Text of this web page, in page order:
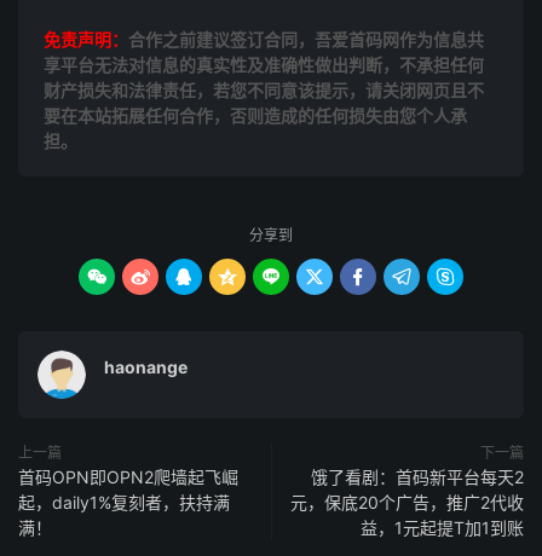
免责声明： 合作之前建议签订合同，吾爱首码网作为信息共
享平台无法对信息的真实性及准确性做出判断，不承担任何
财产损失和法律责任，若您不同意该提示，请关闭网页且不
要在本站拓展任何合作，否则造成的任何损失由您个人承
担。
分享到
        
haonange
上一篇
首码OPN即OPN2爬墙起飞崛
起，daily1%复刻者，扶持满
满！
下一篇
饿了看剧：首码新平台每天2
元，保底20个广告，推广2代收
益，1元起提T加1到账